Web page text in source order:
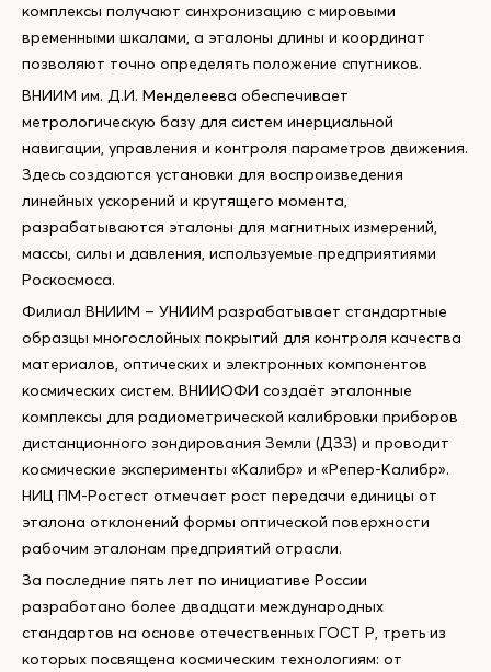
комплексы получают синхронизацию с мировыми
временными шкалами, а эталоны длины и координат
позволяют точно определять положение спутников.
ВНИИМ им. Д.И. Менделеева обеспечивает
метрологическую базу для систем инерциальной
навигации, управления и контроля параметров движения.
Здесь создаются установки для воспроизведения
линейных ускорений и крутящего момента,
разрабатываются эталоны для магнитных измерений,
массы, силы и давления, используемые предприятиями
Роскосмоса.
Филиал ВНИИМ – УНИИМ разрабатывает стандартные
образцы многослойных покрытий для контроля качества
материалов, оптических и электронных компонентов
космических систем. ВНИИОФИ создаёт эталонные
комплексы для радиометрической калибровки приборов
дистанционного зондирования Земли (ДЗЗ) и проводит
космические эксперименты «Калибр» и «Репер-Калибр».
НИЦ ПМ-Ростест отмечает рост передачи единицы от
эталона отклонений формы оптической поверхности
рабочим эталонам предприятий отрасли.
За последние пять лет по инициативе России
разработано более двадцати международных
стандартов на основе отечественных ГОСТ Р, треть из
которых посвящена космическим технологиям: от